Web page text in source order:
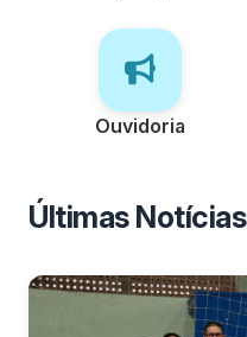
Ouvidoria
Últimas Notícias